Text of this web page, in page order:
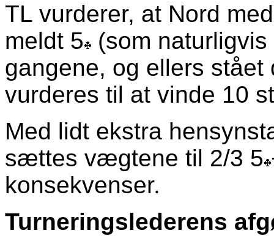
TL vurderer, at Nord
meldt 5
(som
gangene, og ellers stået
vurderes til at vinde 10
Med lidt ekstra
sættes vægtene til 2/3 5
konsekvenser.
Turneringslederens